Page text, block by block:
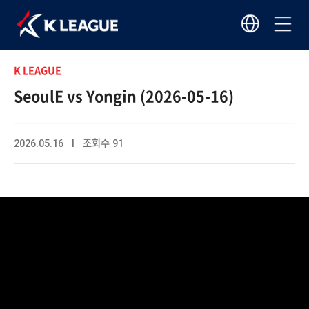
K LEAGUE
SeoulE vs Yongin (2026-05-16)
2026.05.16 I 조회수 91